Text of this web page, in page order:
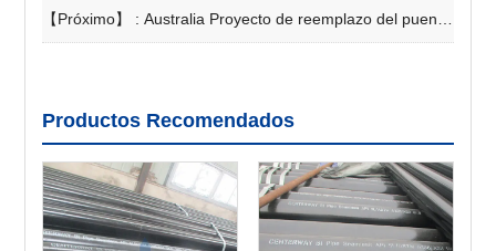
【Próximo】 :Australia Proyecto de reemplazo del puente de tráfico de Old Mandurah
Productos Recomendados